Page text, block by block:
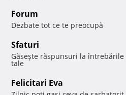
Forum
Dezbate tot ce te preocupă
Sfaturi
Găseşte răspunsuri la întrebările
tale
Felicitari Eva